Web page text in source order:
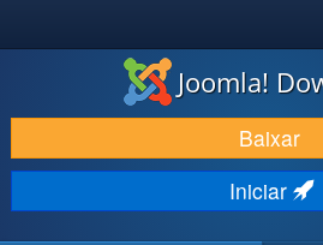
BAIXAR E APRIMORAR
DESCUBRA & APRENDA
COMUNIDADE & SUPORTE
Joomla!
Baixar
Iniciar